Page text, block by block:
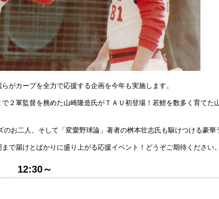
がカープを全力で応援する企画を今年も実施します。
２軍監督を務めた山崎隆造氏がＴＡＵ初登場！若鯉を数多く育てた
お二人、そして「変愛野球論」著者の桝本壮志氏も駆けつける豪
で届けとばかりに盛り上がる応援イベント！どうぞご期待ください
12:30～